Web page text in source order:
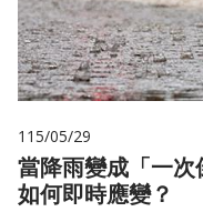
115/05/29
當降雨變成「一
如何即時應變？